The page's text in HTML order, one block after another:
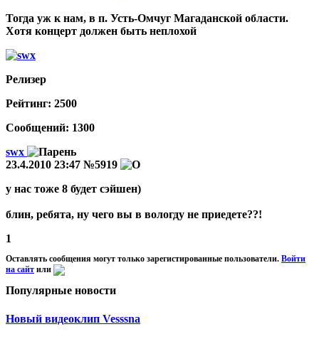
Тогда уж к нам, в п. Усть-Омчуг Магаданской области.
Хотя концерт должен быть неплохой
Релизер
Рейтинг: 2500
Сообщений: 1300
swx
23.4.2010 23:47 №5919
у нас тоже 8 будет сэйшен)
блин, ребята, ну чего вы в вологду не приедете??!
1
Оставлять сообщения могут только зарегистированные пользователи. Войти
на сайт или
Популярные новости
Новый видеоклип Vesssna